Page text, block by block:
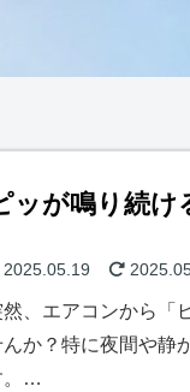
が鳴り続け
然、エアコンから「
んか？特に夜間や静
。…